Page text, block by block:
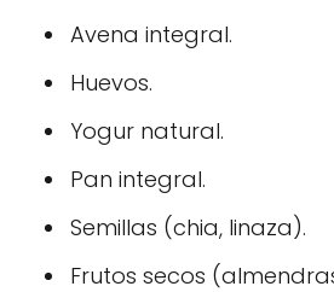
Avena integral.
Huevos.
Yogur natural.
Pan integral.
Semillas (chia, linaza).
Frutos secos